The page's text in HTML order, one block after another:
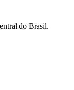
do Brasil.